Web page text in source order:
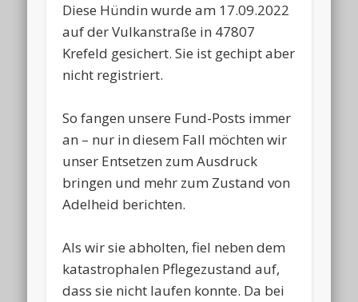
Diese Hündin wurde am 17.09.2022
auf der Vulkanstraße in 47807
Krefeld gesichert. Sie ist gechipt aber
nicht registriert.
So fangen unsere Fund-Posts immer
an – nur in diesem Fall möchten wir
unser Entsetzen zum Ausdruck
bringen und mehr zum Zustand von
Adelheid berichten.
Als wir sie abholten, fiel neben dem
katastrophalen Pflegezustand auf,
dass sie nicht laufen konnte. Da bei